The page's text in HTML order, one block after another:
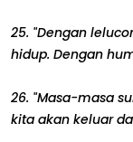
25. "Dengan
hidup. Dengan
26. "Masa-masa
kita akan keluar